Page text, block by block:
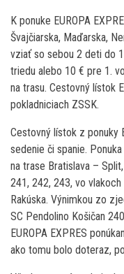
K ponuke EUROPA
Švajčiarska, Maďarska,
vziať so sebou 2 deti do
triedu alebo 10 € pre 1.
na trasu. Cestovný lístok
pokladniciach ZSSK.
Cestovný lístok z ponuky
sedenie či spanie.
na trase Bratislava –
241, 242, 243, vo
Rakúska. Výnimkou zo
SC Pendolino Košičan
EUROPA EXPRES
ako tomu bolo doteraz,